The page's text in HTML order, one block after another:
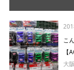
こ
【
大